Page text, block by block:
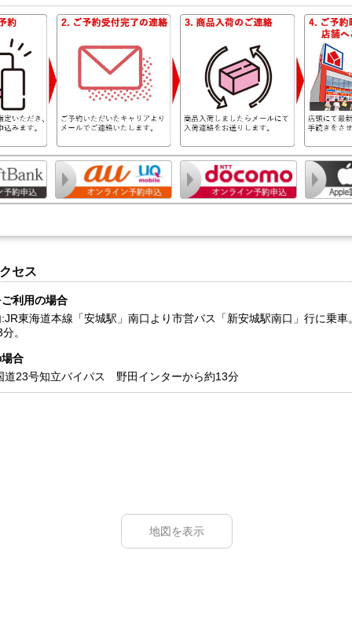
セス
利用の場合
東海道本線「安城駅」南口より市営バス「新安城駅南口」行に乗車
。
合
道23号知立バイパス 野田インターから約13分
地図を表示